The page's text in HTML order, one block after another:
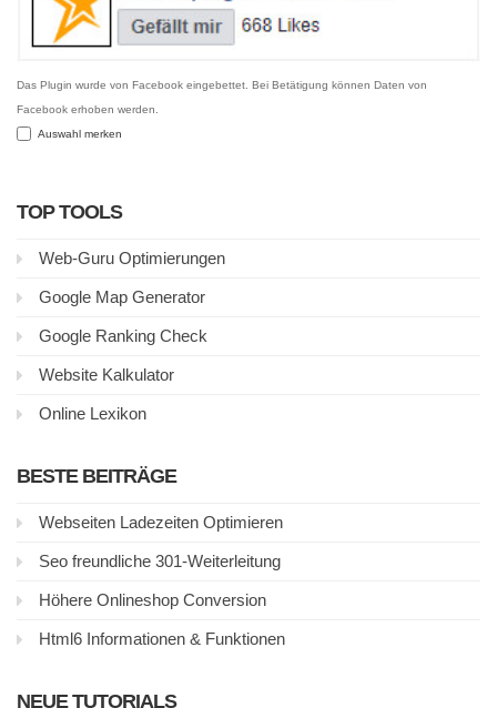
Das Plugin wurde von Facebook eingebettet. Bei Betätigung können Daten von
Facebook erhoben werden.
Auswahl merken
TOP TOOLS
Web-Guru Optimierungen
Google Map Generator
Google Ranking Check
Website Kalkulator
Online Lexikon
BESTE BEITRÄGE
Webseiten Ladezeiten Optimieren
Seo freundliche 301-Weiterleitung
Höhere Onlineshop Conversion
Html6 Informationen & Funktionen
NEUE TUTORIALS